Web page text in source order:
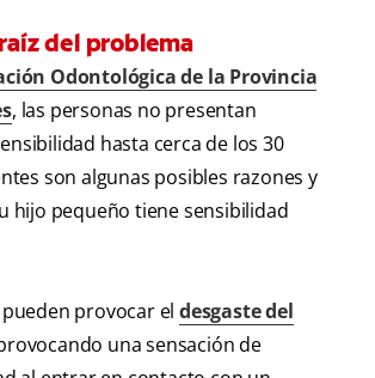
del problema
Odontológica de la Provincia
, las personas no presentan
hasta cerca de los 30
son algunas posibles razones y
hijo pequeño tiene sensibilidad
pueden provocar el desgaste del
una sensación de